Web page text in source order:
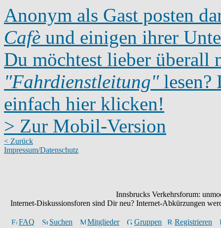
Anonym als Gast posten
Cafè und einigen ihrer
Du möchtest lieber überall
"Fahrdienstleitung"lesen?
einfach hier klicken!
> Zur Mobil-Version
< Zurück
Impressum/Datenschutz
Innsbrucks Verkehrsforum:
Internet-Diskussionsforen sind Dir neu? Internet-Abkürzungen
FAQ Suchen Mitglieder Gruppen
Registrieren